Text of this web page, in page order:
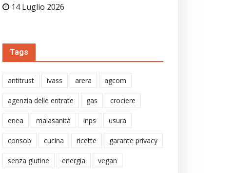
14 Luglio 2026
Tags
antitrust ivass arera agcom
agenzia delle entrate gas crociere
enea malasanità inps usura
consob cucina ricette garante privacy
senza glutine energia vegan